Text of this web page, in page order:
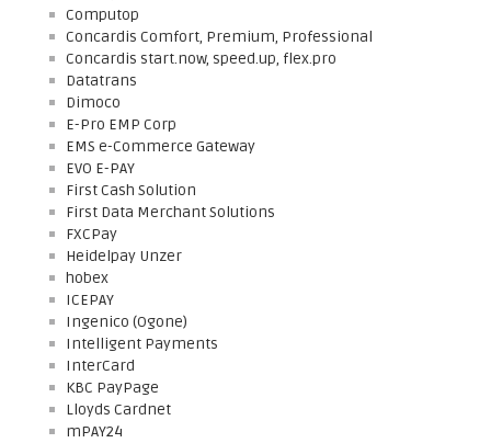
Computop
Concardis Comfort, Premium, Professional
Concardis start.now, speed.up, flex.pro
Datatrans
Dimoco
E-Pro EMP Corp
EMS e-Commerce Gateway
EVO E-PAY
First Cash Solution
First Data Merchant Solutions
FXCPay
Heidelpay Unzer
hobex
ICEPAY
Ingenico (Ogone)
Intelligent Payments
InterCard
KBC PayPage
Lloyds Cardnet
mPAY24